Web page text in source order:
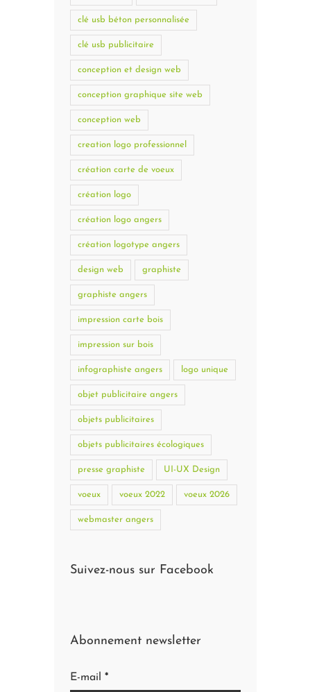
clé usb béton personnalisée
clé usb publicitaire
conception et design web
conception graphique site web
conception web
creation logo professionnel
création carte de voeux
création logo
création logo angers
création logotype angers
design web graphiste
graphiste angers
impression carte bois
impression sur bois
infographiste angers logo unique
objet publicitaire angers
objets publicitaires
objets publicitaires écologiques
presse graphiste UI-UX Design
voeux voeux 2022 voeux 2026
webmaster angers
Suivez-nous sur Facebook
Abonnement newsletter
E-mail *